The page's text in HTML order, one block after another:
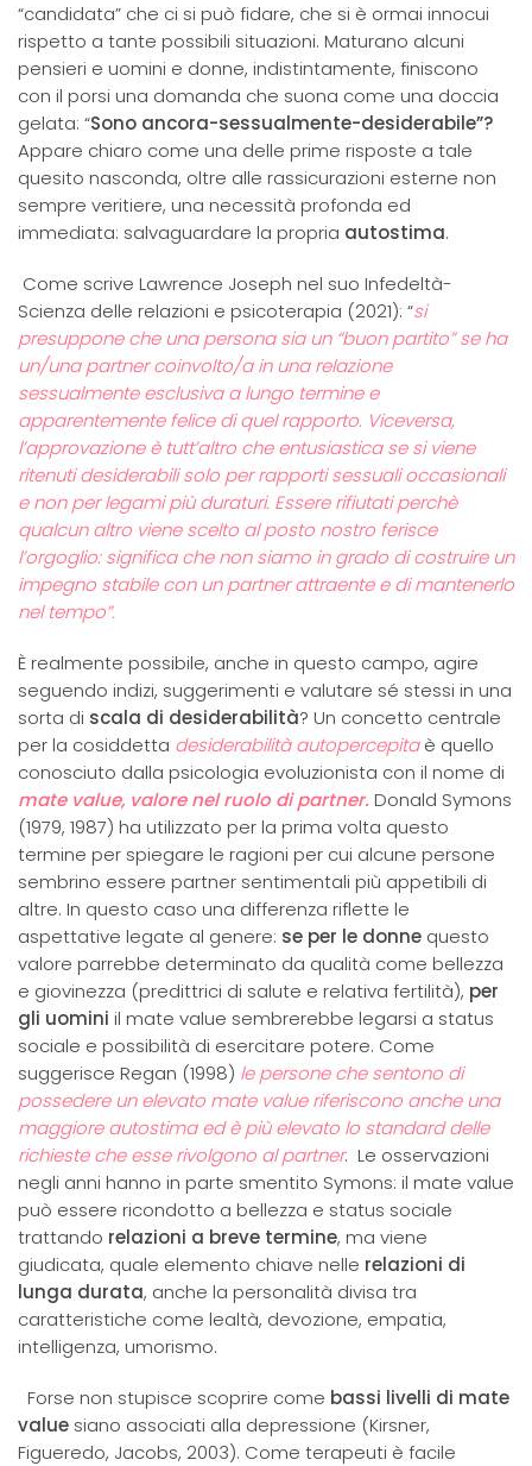
“candidata” che ci si può fidare, che si è ormai innocui
rispetto a tante possibili situazioni. Maturano alcuni
pensieri e uomini e donne, indistintamente, finiscono
con il porsi una domanda che suona come una doccia
gelata: “Sono ancora-sessualmente-desiderabile”?
Appare chiaro come una delle prime risposte a tale
quesito nasconda, oltre alle rassicurazioni esterne non
sempre veritiere, una necessità profonda ed
immediata: salvaguardare la propria autostima.
Come scrive Lawrence Joseph nel suo Infedeltà-
Scienza delle relazioni e psicoterapia (2021): “si
presuppone che una persona sia un “buon partito” se ha
un/una partner coinvolto/a in una relazione
sessualmente esclusiva a lungo termine e
apparentemente felice di quel rapporto. Viceversa,
l’approvazione è tutt’altro che entusiastica se si viene
ritenuti desiderabili solo per rapporti sessuali occasionali
e non per legami più duraturi. Essere rifiutati perchè
qualcun altro viene scelto al posto nostro ferisce
l’orgoglio: significa che non siamo in grado di costruire un
impegno stabile con un partner attraente e di mantenerlo
nel tempo”.
È realmente possibile, anche in questo campo, agire
seguendo indizi, suggerimenti e valutare sé stessi in una
sorta di scala di desiderabilità? Un concetto centrale
per la cosiddetta desiderabilità autopercepitaè quello
conosciuto dalla psicologia evoluzionista con il nome di
mate value, valore nel ruolo di partner. Donald Symons
(1979, 1987) ha utilizzato per la prima volta questo
termine per spiegare le ragioni per cui alcune persone
sembrino essere partner sentimentali più appetibili di
altre. In questo caso una differenza riflette le
aspettative legate al genere: se per le donne questo
valore parrebbe determinato da qualità come bellezza
e giovinezza (predittrici di salute e relativa fertilità), per
gli uomini il mate value sembrerebbe legarsi a status
sociale e possibilità di esercitare potere. Come
suggerisce Regan (1998) le persone che sentono di
possedere un elevato mate value riferiscono anche una
maggiore autostima ed è più elevato lo standard delle
richieste che esse rivolgono al partner. Le osservazioni
negli anni hanno in parte smentito Symons: il mate value
può essere ricondotto a bellezza e status sociale
trattando relazioni a breve termine, ma viene
giudicata, quale elemento chiave nelle relazioni di
lunga durata, anche la personalità divisa tra
caratteristiche come lealtà, devozione, empatia,
intelligenza, umorismo.
Forse non stupisce scoprire come bassi livelli di mate
value siano associati alla depressione (Kirsner,
Figueredo, Jacobs, 2003). Come terapeuti è facile